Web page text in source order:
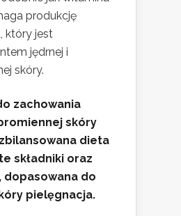
produkcję
który jest
jędrnej i
skóry.
zachowania
skóry
dieta
składniki oraz
dopasowana do
pielęgnacja.